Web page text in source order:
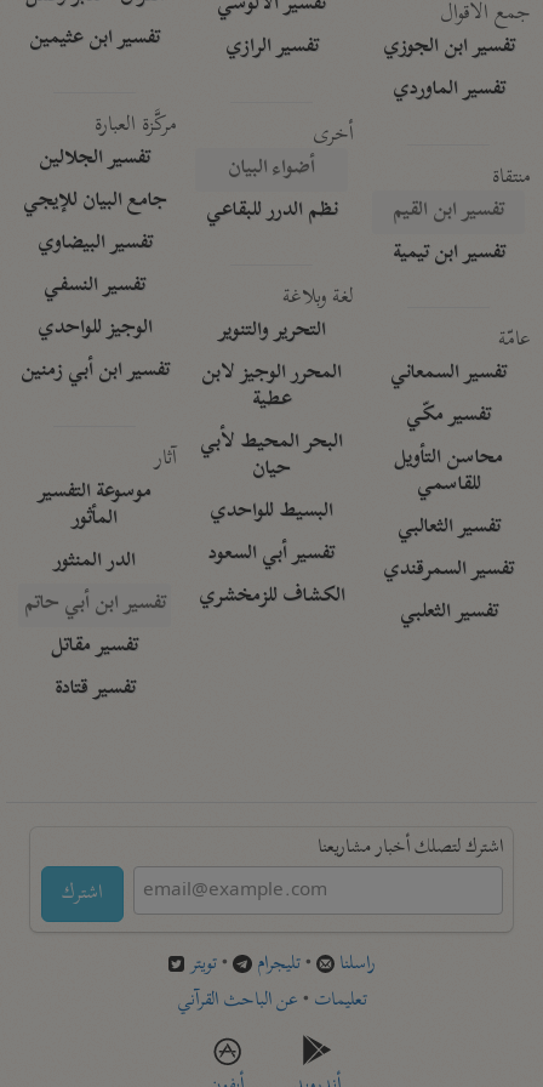
جمع الأقوال
تفسير ابن الجوزي
تفسير الماوردي
منتقاة
تفسير ابن القيم
تفسير ابن تيمية
عامّة
تفسير السمعاني
تفسير مكّي
محاسن التأويل
للقاسمي
تفسير الثعالبي
تفسير السمرقندي
تفسير الثعلبي
تفسير الرازي
أخرى
أضواء البيان
نظم الدرر للبقاعي
لغة وبلاغة
التحرير والتنوير
المحرر الوجيز لابن
عطية
البحر المحيط لأبي
حيان
البسيط للواحدي
تفسير أبي السعود
الكشاف للزمخشري
تفسير ابن عثيمين
مركَّزة العبارة
تفسير الجلالين
جامع البيان للإيجي
تفسير البيضاوي
تفسير النسفي
الوجيز للواحدي
تفسير ابن أبي زمنين
آثار
موسوعة التفسير
المأثور
الدر المنثور
تفسير ابن أبي حاتم
تفسير مقاتل
تفسير قتادة
اشترك لتصلك أخبار مشاريعنا
اشترك
راسلنا •تليجرام •تويتر
تعليمات •عن الباحث القرآني